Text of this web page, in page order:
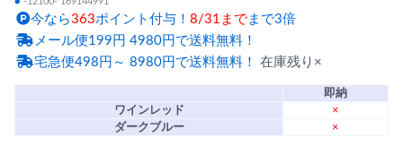
今なら363ポイント付与！ 8/31まで まで3倍
メール便199円 4980円で送料無料！
宅急便498円～ 8980円で送料無料！ 在庫残り×
即納
ワインレッド
×
ダークブルー
×